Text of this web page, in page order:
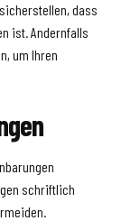
dass
ist. Andernfalls
um Ihren
schriftlich